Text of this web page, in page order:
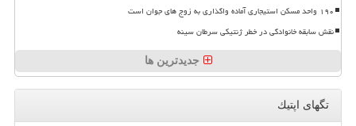
۱۹۰ واحد مسکن استیجاری آماده واگذاری به زوج های جوان است
نقش سابقه خانوادگی در خطر ژنتیکی سرطان سینه
جدیدترین ها
تگهای اپتیك